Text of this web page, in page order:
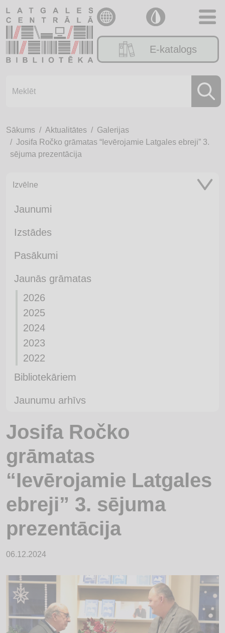
E-katalogs
Sākums Aktualitātes
Galerijas
Josifa Ročko grāmatas “Ievērojamie Latgales ebreji” 3.
sējuma prezentācija
Izvēlne
Jaunumi
Izstādes
Pasākumi
Jaunās grāmatas
2026
2025
2024
2023
2022
Bibliotekāriem
Jaunumu arhīvs
Josifa Ročko
grāmatas
“Ievērojamie Latgales
ebreji” 3. sējuma
prezentācija
06.12.2024